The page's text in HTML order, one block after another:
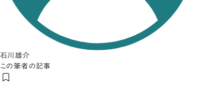
石川雄介
この筆者の記事